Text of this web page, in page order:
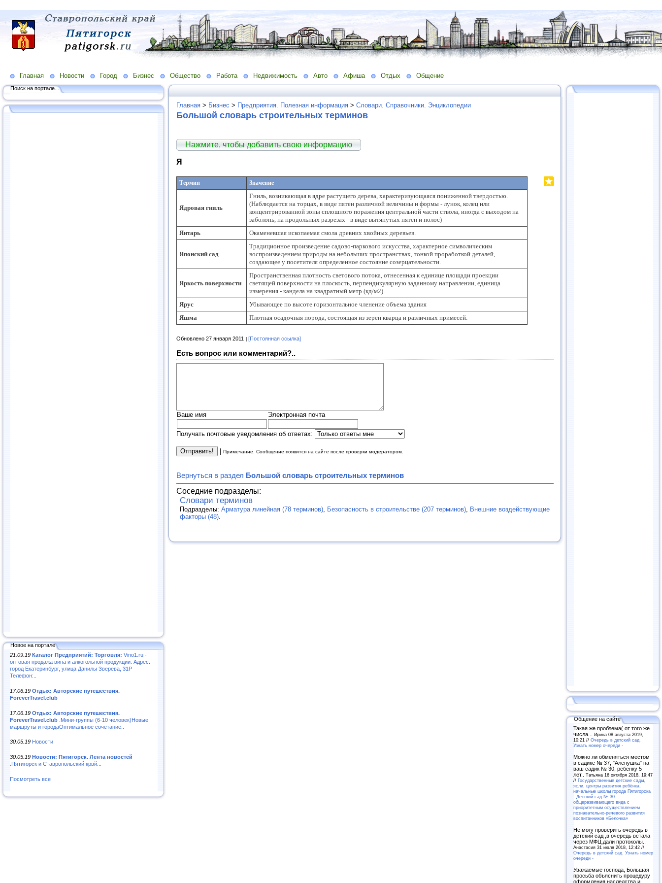
Главная Новости Город Бизнес Общество Работа Недвижимость Авто Афиша Отдых Общение
Поиск на портале...
Новое на портале
21.09.19 Каталог Предприятий: Торговля: Vino1.ru -
оптовая продажа вина и алкогольной продукции. Адрес:
город Екатеринбург, улица Данилы Зверева, 31Р
Телефон:..
17.06.19 Отдых: Авторские путешествия.
ForeverTravel.club
17.06.19 Отдых: Авторские путешествия.
ForeverTravel.club .Мини-группы (6-10 человек)Новые
маршруты и городаОптимальное сочетание..
30.05.19 Новости
30.05.19 Новости: Пятигорск. Лента новостей
.Пятигорск и Ставропольский крвй...
Посмотреть все
Главная > Бизнес > Предприятия. Полезная информация > Словари. Справочники. Энциклопедии
Большой словарь строительных терминов
Нажмите, чтобы добавить свою информацию
Я
Термин Значение
Ядровая гниль
Гниль, возникающая в ядре растущего дерева, характеризующаяся пониженной твердостью.
(Наблюдается на торцах, в виде пятен различной величины и формы - лунок, колец или
концентрированной зоны сплошного поражения центральной части ствола, иногда с выходом на
заболонь, на продольных разрезах - в виде вытянутых пятен и полос)
Янтарь
Окаменевшая ископаемая смола древних хвойных деревьев.
Японский сад
Традиционное произведение садово-паркового искусства, характерное символическим
воспроизведением природы на небольших пространствах, тонкой проработкой деталей,
создающее у посетителя определенное состояние созерцательности.
Яркость поверхности
Пространственная плотность светового потока, отнесенная к единице площади проекции
светящей поверхности на плоскость, перпендикулярную заданному направлении, единица
измерения - кандела на квадратный метр (кд/м2).
Ярус
Убывающее по высоте горизонтальное членение объема здания
Яшма
Плотная осадочная порода, состоящая из зерен кварца и различных примесей.
Обновлено 27 января 2011 [Постоянная ссылка]
Есть вопрос или комментарий?..
Ваше имя Электронная почта
Получать почтовые уведомления об ответах:
Примечание. Сообщение появится на сайте после проверки модератором.
Вернуться в раздел Большой словарь строительных терминов
Соседние подразделы:
Словари терминов
Подразделы: Арматура линейная (78 терминов), Безопасность в строительстве (207 терминов), Внешние воздействующие
факторы (48).
Общение на сайте
Такая же проблема( от того же
числа... Ирина 08 августа 2019,
10:21 // Очередь в детский сад.
Узнать номер очереди -
Можно ли обменяться местом
в садике № 37, "Аленушка" на
ваш садик № 30, ребенку 5
лет.. Татьяна 16 октября 2018, 19:47
// Государственные детские сады,
ясли, центры развития ребёнка,
начальные школы города Пятигорска
- Детский сад № 30
общеразвивающего вида с
приоритетным осуществлением
познавательно-речевого развития
воспитанников «Белочка»
Не могу проверить очередь в
детский сад ,в очередь встала
через МФЦ,дали протоколы..
Анастасия 31 июля 2018, 12:42 //
Очередь в детский сад. Узнать номер
очереди -
Уважаемые господа, Большая
просьба объяснить процедуру
оформления наследства и